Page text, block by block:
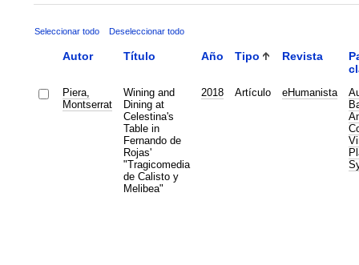
Seleccionar todo Deseleccionar todo
Autor Título Año Tipo Revista
Piera,
Montserrat
Wining and
Dining at
Celestina's
Table in
Fernando de
Rojas'
"Tragicomedia
de Calisto y
Melibea"
2018 Artículo eHumanista